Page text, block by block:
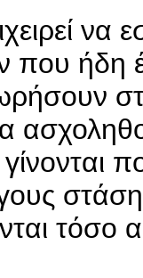
να
που ήδη